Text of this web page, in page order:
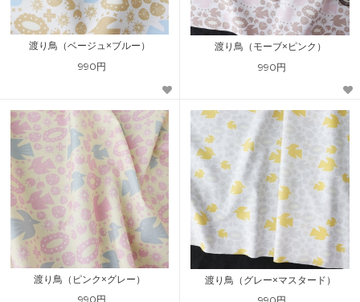
渡り鳥（ベージュ×ブルー）
990円
渡り鳥（モーブ×ピンク）
990円
渡り鳥（ピンク×グレー）
990円
渡り鳥（グレー×マスタード）